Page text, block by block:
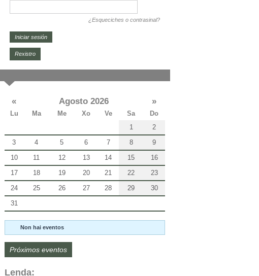
¿Esqueciches o contrasinal?
Rexistro
« Agosto 2026 »
Lu Ma Me Xo Ve Sa
Do
1
2
3
4 5 6 7 8
9
10
11 12 13 14 15
16
17
18 19 20 21 22
23
24
25 26 27 28 29
30
31
Non hai eventos
Próximos eventos
Lenda: